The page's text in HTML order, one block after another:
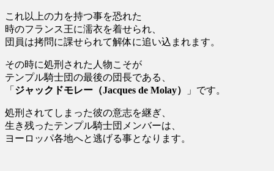
これ以上の力を持つ事を恐れた
時のフランス王に濡衣を着せられ、
団員は拷問に課せられて解体に追い込まれます。
その時に処刑された人物こそが
テンプル騎士団の最後の団長である、
「 ジャックドモレー（Jacques de Molay） 」です。
処刑されてしまった彼の意志を継ぎ、
生き残ったテンプル騎士団メンバーは、
ヨーロッパ各地へと逃げる事となります。